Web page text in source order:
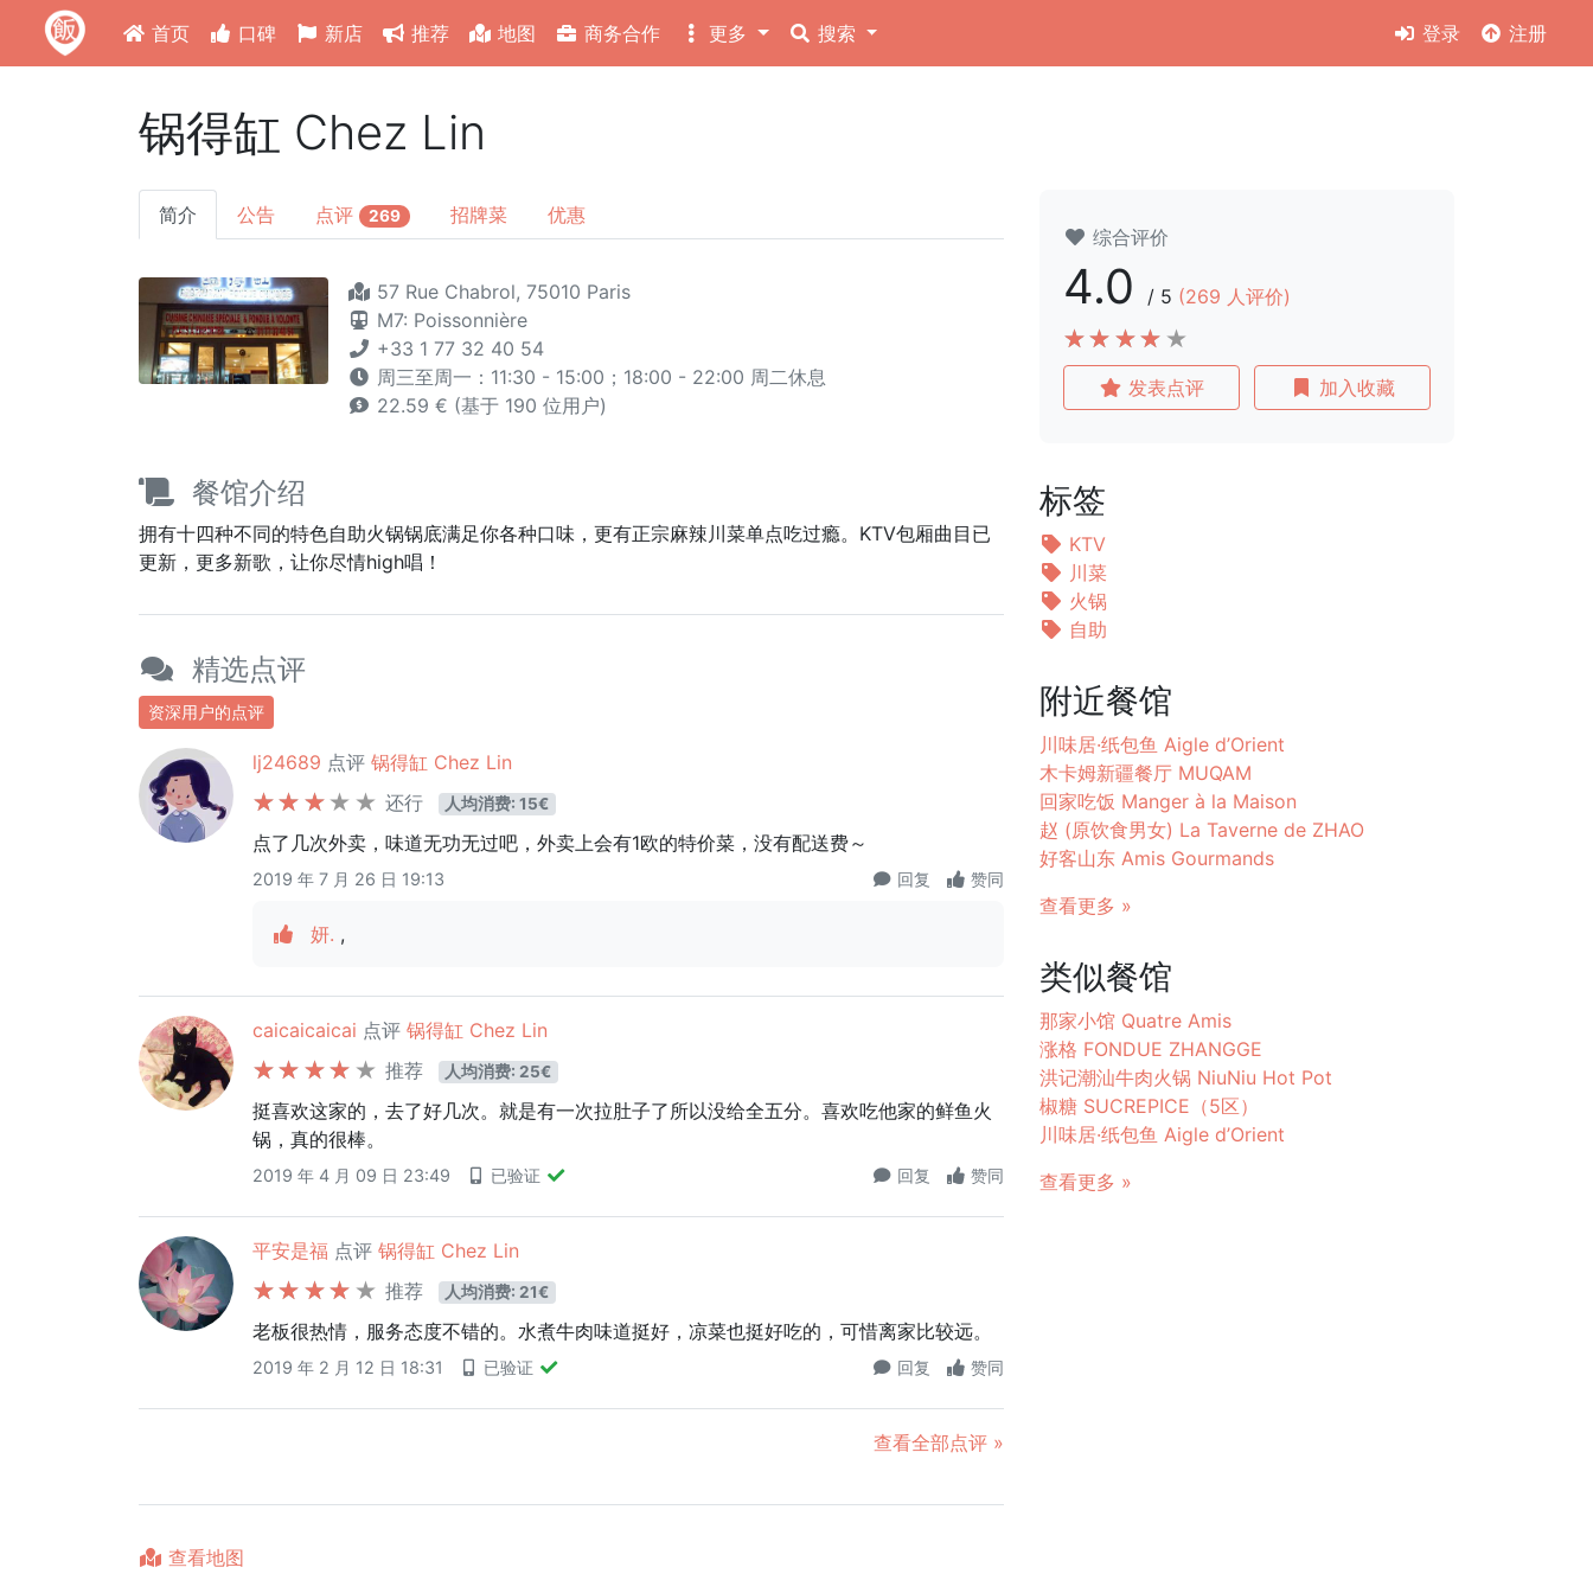
首页 口碑 新店 推荐 地图 商务合作 更多 搜索 登录 注册
锅得缸 Chez Lin
简介 公告 点评 269 招牌菜 优惠
57 Rue Chabrol, 75010 Paris
M7: Poissonnière
+33 1 77 32 40 54
周三至周一：11:30 - 15:00；18:00 - 22:00 周二休息
22.59 € (基于 190 位用户)
餐馆介绍
拥有十四种不同的特色自助火锅锅底满足你各种口味，更有正宗麻辣川菜单点吃过瘾。KTV包厢曲目已
更新，更多新歌，让你尽情high唱！
精选点评
资深用户的点评
lj24689 点评 锅得缸 Chez Lin
还行
人均消费: 15€
点了几次外卖，味道无功无过吧，外卖上会有1欧的特价菜，没有配送费～
2019 年 7 月 26 日 19:13 回复 赞同
妍. ,
caicaicaicai 点评 锅得缸 Chez Lin
推荐
人均消费: 25€
挺喜欢这家的，去了好几次。就是有一次拉肚子了所以没给全五分。喜欢吃他家的鲜鱼火
锅，真的很棒。
2019 年 4 月 09 日 23:49 已验证 回复 赞同
平安是福 点评 锅得缸 Chez Lin
推荐
人均消费: 21€
老板很热情，服务态度不错的。水煮牛肉味道挺好，凉菜也挺好吃的，可惜离家比较远。
2019 年 2 月 12 日 18:31 已验证 回复 赞同
查看全部点评 »
查看地图
综合评价
4.0 / 5 (269 人评价)
发表点评 加入收藏
标签
KTV
川菜
火锅
自助
附近餐馆
川味居·纸包鱼 Aigle d’Orient
木卡姆新疆餐厅 MUQAM
回家吃饭 Manger à la Maison
赵 (原饮食男女) La Taverne de ZHAO
好客山东 Amis Gourmands
查看更多 »
类似餐馆
那家小馆 Quatre Amis
涨格 FONDUE ZHANGGE
洪记潮汕牛肉火锅 NiuNiu Hot Pot
椒糖 SUCREPICE（5区）
川味居·纸包鱼 Aigle d’Orient
查看更多 »